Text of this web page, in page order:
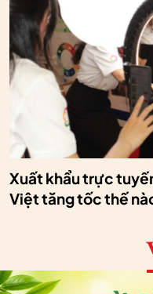
Xuất khẩu trực
Việt tăng tốc thế